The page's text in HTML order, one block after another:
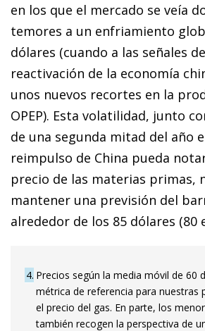
en los que el mercado se veía
temores a un enfriamiento
dólares (cuando a las señales
reactivación de la economía
unos nuevos recortes en la
OPEP). Esta volatilidad, junto
de una segunda mitad del año
reimpulso de China pueda
precio de las materias primas,
mantener una previsión del
alrededor de los 85 dólares (80
4 Precios según la media móvil de 60
métrica de referencia para nuestras
el precio del gas. En parte, los
también recogen la perspectiva de